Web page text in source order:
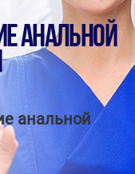
АНАЛЬНОЙ
анальной